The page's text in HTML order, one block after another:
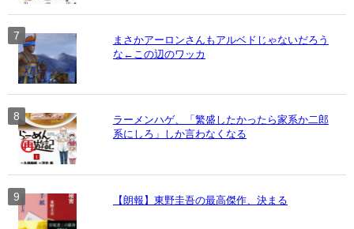
まさかアーロンさんもアルベドじゃないだろう
な←この辺のワッカ
ラーメンハゲ、「繁盛したかったら家系か二郎
系にしろ」しか言わなくなる
【朗報】東野圭吾の最高傑作、決まる